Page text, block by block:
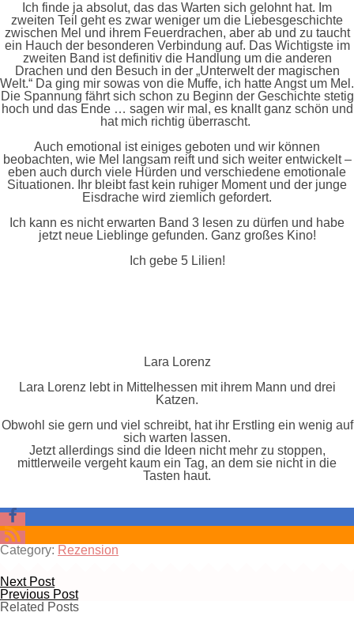
Ich finde ja absolut, das das Warten sich gelohnt hat. Im
zweiten Teil geht es zwar weniger um die Liebesgeschichte
zwischen Mel und ihrem Feuerdrachen, aber ab und zu taucht
ein Hauch der besonderen Verbindung auf. Das Wichtigste im
zweiten Band ist definitiv die Handlung um die anderen
Drachen und den Besuch in der „Unterwelt der magischen
Welt.“ Da ging mir sowas von die Muffe, ich hatte Angst um Mel.
Die Spannung fährt sich schon zu Beginn der Geschichte stetig
hoch und das Ende … sagen wir mal, es knallt ganz schön und
hat mich richtig überrascht.
Auch emotional ist einiges geboten und wir können
beobachten, wie Mel langsam reift und sich weiter entwickelt –
eben auch durch viele Hürden und verschiedene emotionale
Situationen. Ihr bleibt fast kein ruhiger Moment und der junge
Eisdrache wird ziemlich gefordert.
Ich kann es nicht erwarten Band 3 lesen zu dürfen und habe
jetzt neue Lieblinge gefunden. Ganz großes Kino!
Ich gebe 5 Lilien!
Lara Lorenz
Lara Lorenz lebt in Mittelhessen mit ihrem Mann und drei
Katzen.
Obwohl sie gern und viel schreibt, hat ihr Erstling ein wenig auf
sich warten lassen.
Jetzt allerdings sind die Ideen nicht mehr zu stoppen,
mittlerweile vergeht kaum ein Tag, an dem sie nicht in die
Tasten haut.
Category: Rezension
Next Post
Previous Post
Related Posts